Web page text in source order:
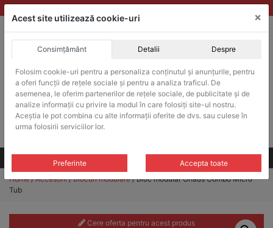
Skip
to
ACHIZITII PUBLICE
Produsele pot fi achizitionate si in sistemul SEAP / SICAP
Products
search
CAUTARE
Toate produsele
Home/Accesorii/Blocuri modulare/ Bloc modular Ohaus Combo Micro
Tub
Cere oferta pentru acest produs
Acest site utilizează cookie-uri ×
Consimțământ Detalii Despre
Folosim cookie-uri pentru a personaliza conținutul și anunțurile, pentru
a oferi funcții de rețele sociale și pentru a analiza traficul. De
asemenea, le oferim partenerilor de rețele sociale, de publicitate și de
analize informații cu privire la modul în care folosiți site-ul nostru.
Aceștia le pot combina cu alte informații oferite de dvs. sau culese în
urma folosirii serviciilor lor.
Preferinte Accepta toate